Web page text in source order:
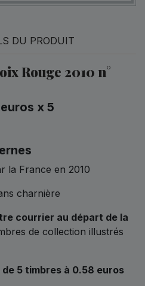
DU PRODUIT
Rouge 2010 n°
x 5
la France en 2010
charnière
courrier au départ de la
de collection illustrés
de 5 timbres à 0.58 euros